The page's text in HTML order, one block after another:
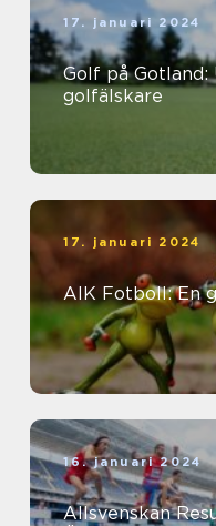
17. januari 2024
Golf på
golfälskare
17. januari 2024
AIK Fotboll: En
16. januari 2024
Allsvenskan